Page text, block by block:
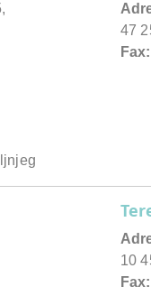
47
Fax:
10
Fax: